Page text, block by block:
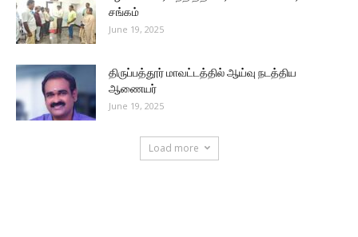
சங்கம்
June 19, 2025
திருப்பத்தூர் மாவட்டத்தில் ஆய்வு நடத்திய
ஆணையர்
June 19, 2025
Load more